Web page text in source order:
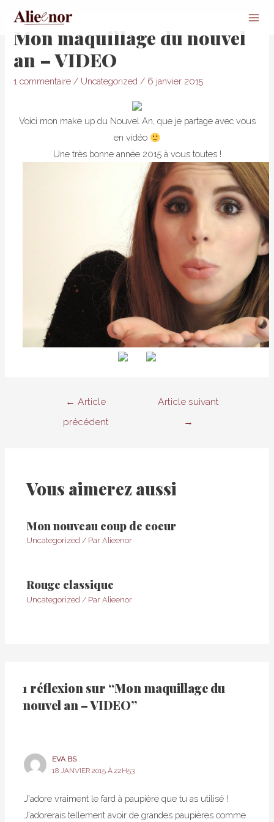
Mon maquillage du nouvel
an – VIDEO
1 commentaire / Uncategorized / 6 janvier 2015
Voici mon make up du Nouvel An, que je partage avec vous
en vidéo
Une très bonne année 2015 à vous toutes !
Navigation
← Article
précédent
Article suivant
→
Vous aimerez aussi
Mon nouveau coup de coeur
Uncategorized / Par Alieenor
Rouge classique
Uncategorized / Par Alieenor
1 réflexion sur “Mon maquillage du
nouvel an – VIDEO”
EVA BS
18 JANVIER 2015 À 22H53
J'adore vraiment le fard à paupière que tu as utilisé !
J'adorerais tellement avoir de grandes paupières comme